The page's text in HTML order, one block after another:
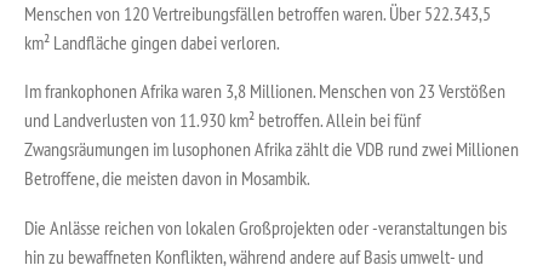
Menschen von 120 Vertreibungsfällen betroffen waren. Über 522.343,5
km² Landfläche gingen dabei verloren.
Im frankophonen Afrika waren 3,8 Millionen. Menschen von 23 Verstößen
und Landverlusten von 11.930 km² betroffen. Allein bei fünf
Zwangsräumungen im lusophonen Afrika zählt die VDB rund zwei Millionen
Betroffene, die meisten davon in Mosambik.
Die Anlässe reichen von lokalen Großprojekten oder -veranstaltungen bis
hin zu bewaffneten Konflikten, während andere auf Basis umwelt- und